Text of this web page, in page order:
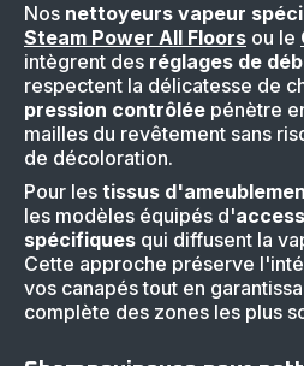
Nos nettoyeurs vapeur
Steam Power All Floors ou le
intègrent des réglages de
respectent la délicatesse de
pression contrôlée pénètre
mailles du revêtement sans
de décoloration.
Pour les tissus
les modèles équipés d'
spécifiques qui diffusent la
Cette approche préserve
vos canapés tout en
complète des zones les plus